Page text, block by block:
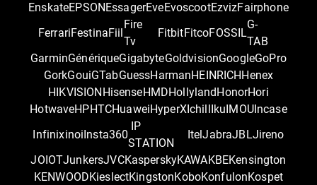
EnskateEPSON EssagerEveEvoscootEzvizFairphone
FerrariFestinaFiil
Fire
Tv
FitbitFitcoFOSSIL
G-
TAB
GarminGénériqueGigabyteGoldvisionGoogleGoPro
GorkGouiGTabGuessHarmanHEINRICH Henex
HIKVISION HisenseHMDHollyland HonorHori
HotwaveHPHTCHuaweiHyperXIchill Iku IMOUIncase
Infinixinoi Insta360
IP
STATION
ItelJabraJBLJireno
JOIOTJunkersJVCKasperskyKAWAKBEKensington
KENWOODKieslectKingstonKoboKonfulonKospet